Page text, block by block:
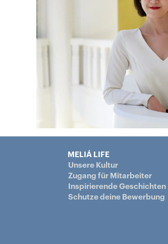
MELIÁ LIFE
Unsere Kultur
Zugang für Mitarbeiter
Inspirierende Geschichten
Schutze deine Bewerbung